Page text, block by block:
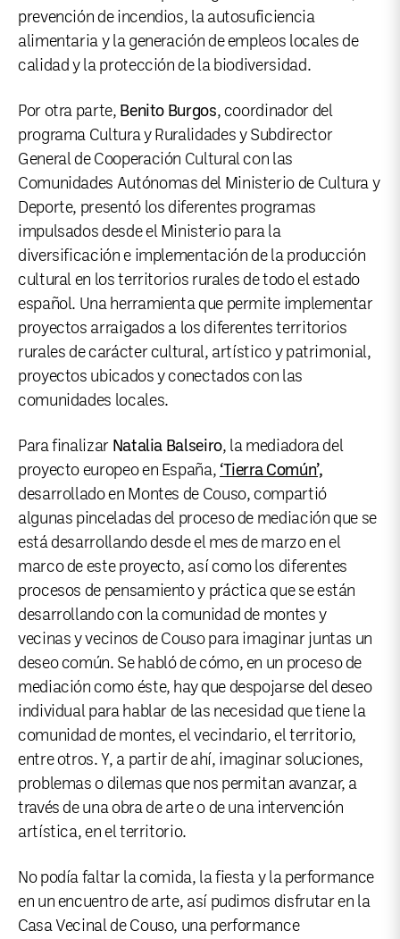
prevención de incendios, la autosuficiencia
alimentaria y la generación de empleos locales de
calidad y la protección de la biodiversidad.
Por otra parte, Benito Burgos, coordinador del
programa Cultura y Ruralidades y Subdirector
General de Cooperación Cultural con las
Comunidades Autónomas del Ministerio de Cultura y
Deporte, presentó los diferentes programas
impulsados desde el Ministerio para la
diversificación e implementación de la producción
cultural en los territorios rurales de todo el estado
español. Una herramienta que permite implementar
proyectos arraigados a los diferentes territorios
rurales de carácter cultural, artístico y patrimonial,
proyectos ubicados y conectados con las
comunidades locales.
Para finalizar Natalia Balseiro, la mediadora del
proyecto europeo en España, ‘Tierra Común’,
desarrollado en Montes de Couso, compartió
algunas pinceladas del proceso de mediación que se
está desarrollando desde el mes de marzo en el
marco de este proyecto, así como los diferentes
procesos de pensamiento y práctica que se están
desarrollando con la comunidad de montes y
vecinas y vecinos de Couso para imaginar juntas un
deseo común. Se habló de cómo, en un proceso de
mediación como éste, hay que despojarse del deseo
individual para hablar de las necesidad que tiene la
comunidad de montes, el vecindario, el territorio,
entre otros. Y, a partir de ahí, imaginar soluciones,
problemas o dilemas que nos permitan avanzar, a
través de una obra de arte o de una intervención
artística, en el territorio.
No podía faltar la comida, la fiesta y la performance
en un encuentro de arte, así pudimos disfrutar en la
Casa Vecinal de Couso, una performance